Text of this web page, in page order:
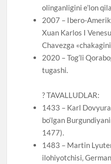
olinganligini e’lon
2007 – Ibero-
Xuan Karlos I
Chavezga
2020 – Tog’li
tugashi.
? TAVALLUDLAR:
1433 – Karl
bo‘lgan
1477).
1483 – Martin
ilohiyotchisi,